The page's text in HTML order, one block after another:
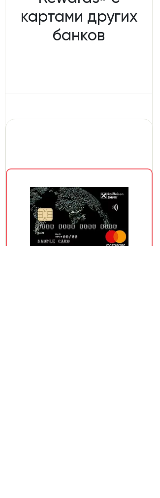
картами других
банков